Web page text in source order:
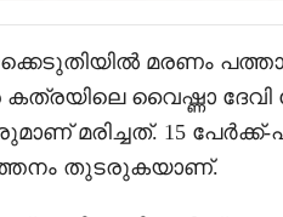
മരണം
വൈഷ്ണാ ദേവി
മരിച്ചത്. 15
തുടരുകയാണ്.